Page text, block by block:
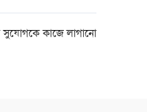
সুযোগকে কাজে লাগানো